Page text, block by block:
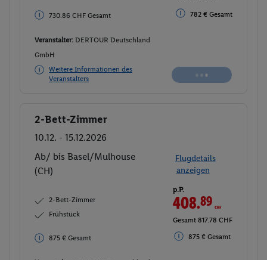
730.86 CHF Gesamt 782 € Gesamt
Veranstalter: DERTOUR Deutschland
GmbH
Weitere Informationen des
Veranstalters
Buchen
2-Bett-Zimmer
10.12. - 15.12.2026
Ab/ bis Basel/Mulhouse
(CH)
Flugdetails
anzeigen
2-Bett-Zimmer
Frühstück
875 € Gesamt
p.P.
408.89CHF
Gesamt 817.78 CHF
875 € Gesamt